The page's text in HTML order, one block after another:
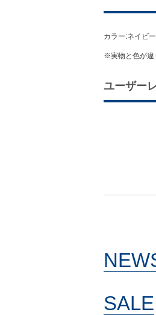
カラー:ネイビ
※実物と色が違
ユーザー
SALE